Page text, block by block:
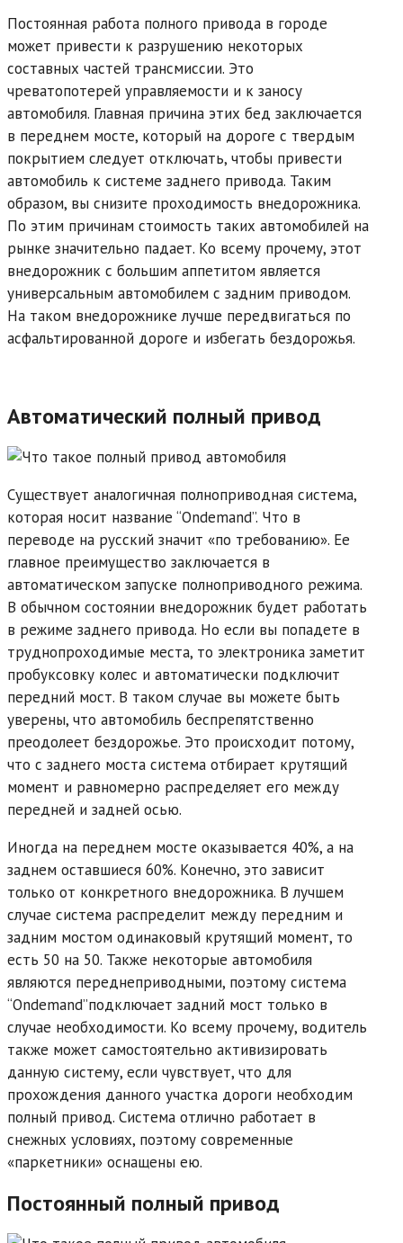
Постоянная работа полного привода в городе
может привести к разрушению некоторых
составных частей трансмиссии. Это
чреватопотерей управляемости и к заносу
автомобиля. Главная причина этих бед заключается
в переднем мосте, который на дороге с твердым
покрытием следует отключать, чтобы привести
автомобиль к системе заднего привода. Таким
образом, вы снизите проходимость внедорожника.
По этим причинам стоимость таких автомобилей на
рынке значительно падает. Ко всему прочему, этот
внедорожник с большим аппетитом является
универсальным автомобилем с задним приводом.
На таком внедорожнике лучше передвигаться по
асфальтированной дороге и избегать бездорожья.
Автоматический полный привод
Существует аналогичная полноприводная система,
которая носит название “Ondemand”. Что в
переводе на русский значит «по требованию». Ее
главное преимущество заключается в
автоматическом запуске полноприводного режима.
В обычном состоянии внедорожник будет работать
в режиме заднего привода. Но если вы попадете в
труднопроходимые места, то электроника заметит
пробуксовку колес и автоматически подключит
передний мост. В таком случае вы можете быть
уверены, что автомобиль беспрепятственно
преодолеет бездорожье. Это происходит потому,
что с заднего моста система отбирает крутящий
момент и равномерно распределяет его между
передней и задней осью.
Иногда на переднем мосте оказывается 40%, а на
заднем оставшиеся 60%. Конечно, это зависит
только от конкретного внедорожника. В лучшем
случае система распределит между передним и
задним мостом одинаковый крутящий момент, то
есть 50 на 50. Также некоторые автомобиля
являются переднеприводными, поэтому система
“Ondemand”подключает задний мост только в
случае необходимости. Ко всему прочему, водитель
также может самостоятельно активизировать
данную систему, если чувствует, что для
прохождения данного участка дороги необходим
полный привод. Система отлично работает в
снежных условиях, поэтому современные
«паркетники» оснащены ею.
Постоянный полный привод